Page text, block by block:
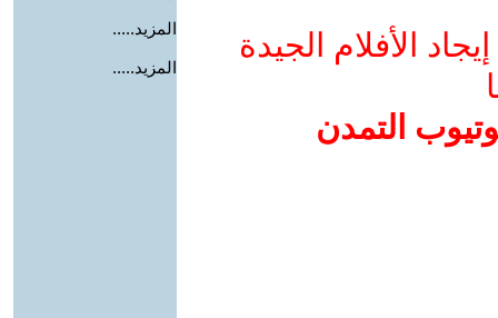
الأفلام الجيدة
التمدن
المزيد.....
المزيد.....